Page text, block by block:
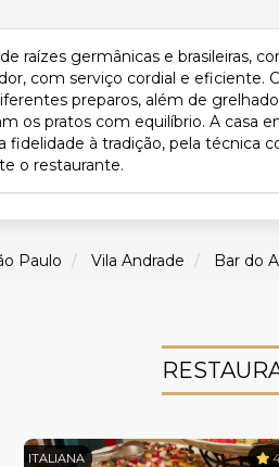
raízes germânicas e brasileiras,
com serviço cordial e eficiente.
preparos, além de
os pratos com equilíbrio. A casa
fidelidade à tradição, pela
o restaurante.
Paulo Vila Andrade Bar do
ITALIANA